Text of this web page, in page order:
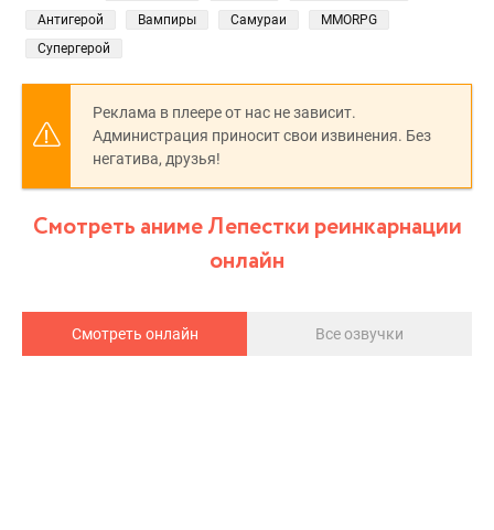
Антигерой
Вампиры Самураи
MMORPG
Супергерой
Реклама в плеере от нас не зависит.
Администрация приносит свои извинения. Без
негатива, друзья!
Смотреть аниме Лепестки реинкарнации
онлайн
Смотреть онлайн Все озвучки